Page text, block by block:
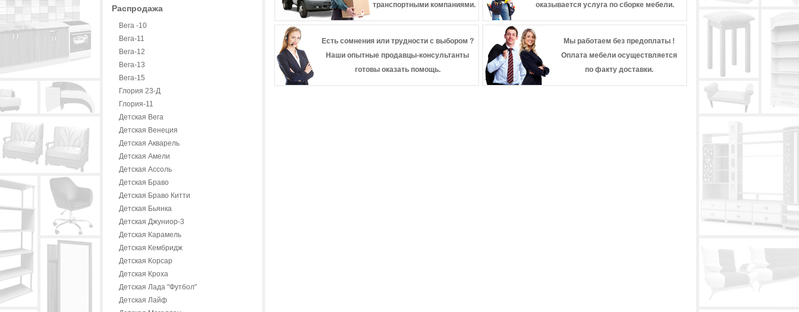
Распродажа
Вега -10
Вега-11
Вега-12
Вега-13
Вега-15
Глория 23-Д
Глория-11
Детская Вега
Детская Венеция
Детская Акварель
Детская Амели
Детская Ассоль
Детская Браво
Детская Браво Китти
Детская Бьянка
Детская Джуниор-3
Детская Карамель
Детская Кембридж
Детская Корсар
Детская Кроха
Детская Лада "Футбол"
Детская Лайф
транспортными компаниями.
оказывается услуга по сборке мебели.
Есть сомнения или трудности с выбором ?
Наши опытные продавцы-консультанты
готовы оказать помощь.
Мы работаем без предоплаты !
Оплата мебели осуществляется
по факту доставки.